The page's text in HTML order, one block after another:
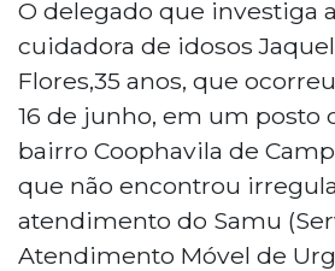
O delegado que investiga
cuidadora de idosos
Flores,35 anos, que
16 de junho, em um posto
bairro Coophavila de
que não encontrou
atendimento do Samu
Atendimento Móvel de